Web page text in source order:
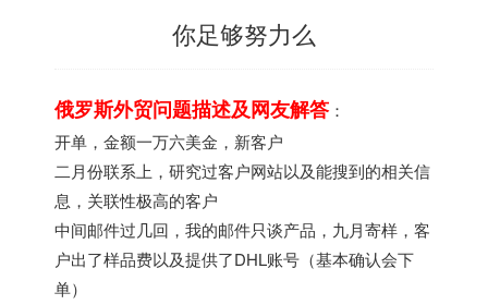
你足够努力么
俄罗斯外贸问题描述及网友解答：
开单，金额一万六美金，新客户
二月份联系上，研究过客户网站以及能搜到的相关信
息，关联性极高的客户
中间邮件过几回，我的邮件只谈产品，九月寄样，客
户出了样品费以及提供了DHL账号（基本确认会下
单）